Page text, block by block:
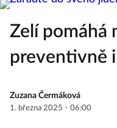
Zelí pomáhá
preventivně
Zuzana Čermáková
1. března 2025 · 06:00